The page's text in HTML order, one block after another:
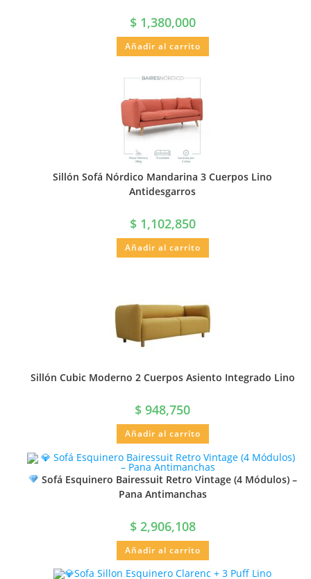
$1,380,000
Añadir al carrito
Sillón Sofá Nórdico Mandarina 3 Cuerpos Lino
Antidesgarros
$1,102,850
Añadir al carrito
Sillón Cubic Moderno 2 Cuerpos Asiento Integrado Lino
$ 948,750
Añadir al carrito
Sofá Esquinero Bairessuit Retro Vintage (4 Módulos) –
Pana Antimanchas
$2,906,108
Añadir al carrito